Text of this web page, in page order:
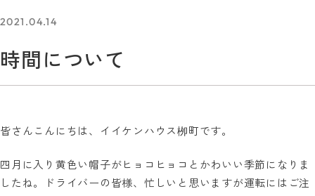
2021.04.14
時間について
皆さんこんにちは、イイケンハウス栁町です。
四月に入り黄色い帽子がヒョコヒョコとかわいい季節になりま
したね。ドライバーの皆様、忙しいと思いますが運転にはご注